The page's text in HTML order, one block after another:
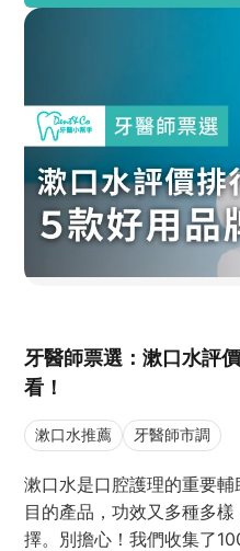
析
了解何時必須進行翻
可改善牙周病的生活習
包含刷牙技巧、牙線
重點
「牙周病能自癒嗎」
提供醫師觀點與實證
牙醫師票選：漱口水評
看！
漱口水推薦 牙醫師市調
漱口水是口腔護理的重要
目的產品，功效又多種多
擇。別擔心！我們收集了